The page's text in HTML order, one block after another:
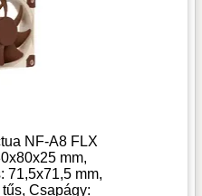
NF-A8 FLX
mm,
71,5x71,5 mm,
Csapágy: